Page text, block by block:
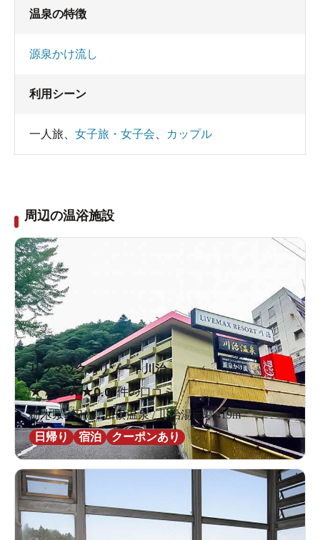
温泉の特徴
源泉かけ流し
利用シーン
一人旅 女子旅・女子会 カップル
周辺の温浴施設
リブマックスリゾート川治
★★★★★0.00件の口コミ
栃木県 / 日光 / 川俣温泉 / 川治湯元駅419m
日帰り
宿泊 クーポンあり